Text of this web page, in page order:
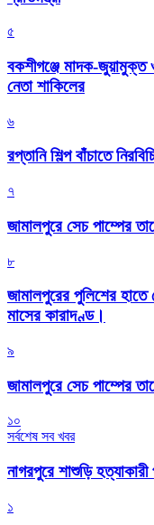
৫
বকশীগঞ্জে মাদক-জুয়ামুক্ত
নেতা শাকিলের
৬
রপ্তানি শিল্প বাঁচাতে
৭
জামালপুরে সেচ পাম্পের
৮
জামালপুরের পুলিশের
মাসের কারাদণ্ড।
৯
জামালপুরে সেচ পাম্পের
১০
সর্বশেষ সব খবর
নাগরপুরে শাশুড়ি
১